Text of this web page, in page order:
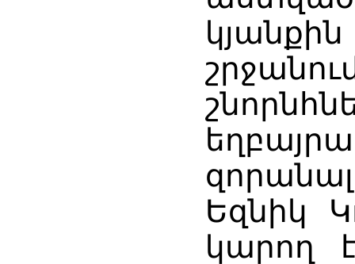
Եզնիկ
կարող